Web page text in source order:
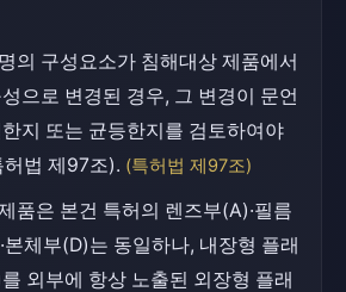
의 구성요소가 침해대상 제품에서
으로 변경된 경우, 그 변경이 문언
지 또는 균등한지를 검토하여야
허법 제97조). (특허법 제97조)
품은 본건 특허의 렌즈부(A)·필름
본체부(D)는 동일하나, 내장형 플래
외부에 항상 노출된 외장형 플래